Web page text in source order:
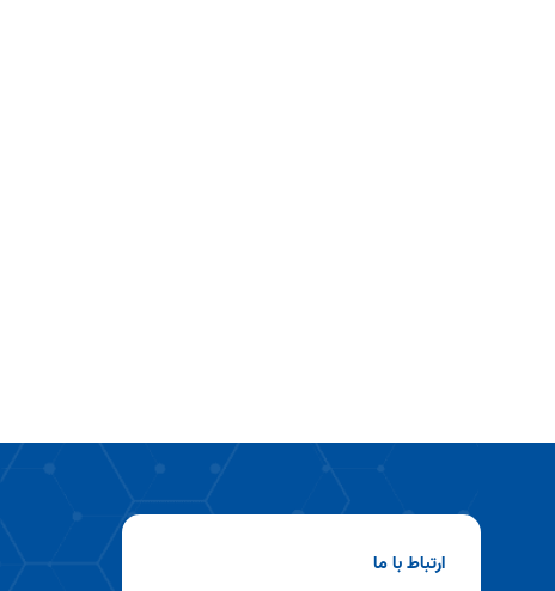
ارتباط با ما